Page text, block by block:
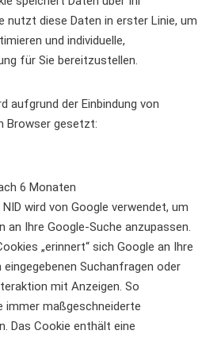
nutzt diese Daten in erster Linie, um
und individuelle,
für Sie bereitzustellen.
aufgrund der Einbindung von
Browser gesetzt:
6 Monaten
NID wird von Google verwendet, um
an Ihre Google-Suche anzupassen.
„erinnert“ sich Google an Ihre
Suchanfragen oder
mit Anzeigen. So
immer maßgeschneiderte
Das Cookie enthält eine